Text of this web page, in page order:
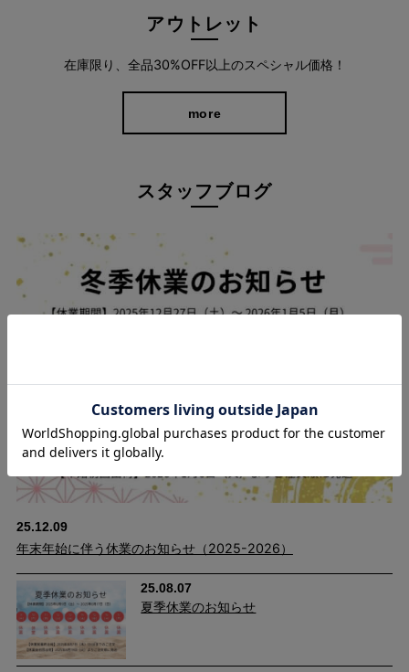
大手テレビ通販ショップチャンネル（ブランド名：ラシュシュ）
でもご好評いただいた人気シルエット。全方向ストレッチで長時
間はいても窮屈感がなく、お出かけも旅行も快適に過ごせます。
汗ばむ日も、秋口までさらっと快適。
アウトレット
在庫限り、全品30%OFF以上のスペシャル価格！
more
スタッフブログ
25.12.09
年末年始に伴う休業のお知らせ（2025-2026）
25.08.07
夏季休業のお知らせ